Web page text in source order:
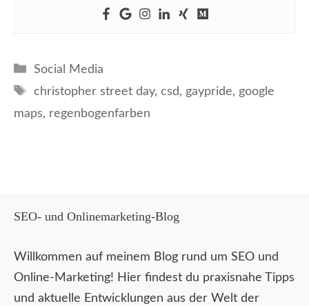
Kategorien
Social Media
Schlagwörter
christopher street day, csd, gaypride, google
maps, regenbogenfarben
SEO- und Onlinemarketing-Blog
Willkommen auf meinem Blog rund um SEO und
Online-Marketing! Hier findest du praxisnahe Tipps
und aktuelle Entwicklungen aus der Welt der